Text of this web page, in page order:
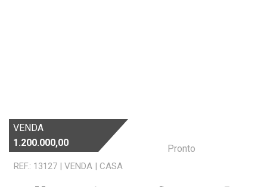
VENDA
1.200.000,00
Pronto
REF.: 13127 | VENDA | CASA